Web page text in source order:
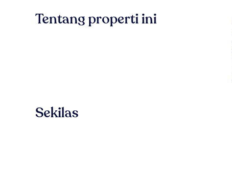
Tentang properti ini
Sekilas